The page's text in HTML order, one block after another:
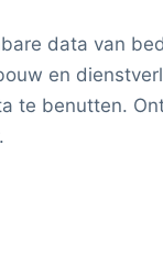
data van
en
te benutten.